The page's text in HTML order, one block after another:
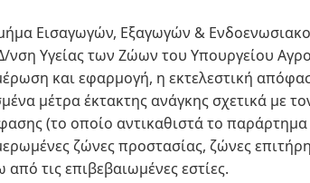
Εισαγωγών, Εξαγωγών &
νση Υγείας των Ζώων του Υπουργείου
και εφαρμογή, η εκτελεστική
μέτρα έκτακτης ανάγκης σχετικά με
(το οποίο αντικαθιστά το
ζώνες προστασίας, ζώνες
από τις επιβεβαιωμένες εστίες.